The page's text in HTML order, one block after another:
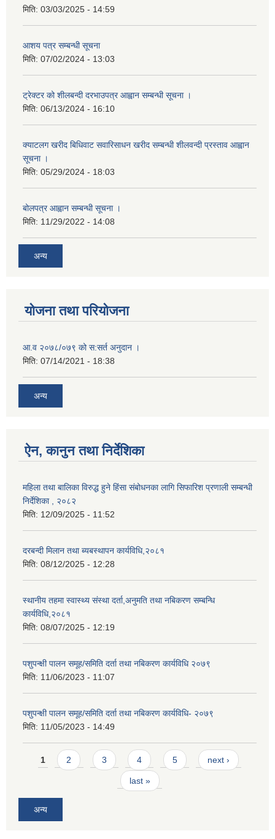
मिति: 03/03/2025 - 14:59
आशय पत्र सम्बन्धी सूचना
मिति: 07/02/2024 - 13:03
ट्रेक्टर को शीलबन्दी दरभाउपत्र आह्वान सम्बन्धी सूचना ।
मिति: 06/13/2024 - 16:10
क्याटलग खरीद बिधिवाट सवारिसाधन खरीद सम्बन्धी शीलवन्दी प्रस्ताव आह्वान
सूचना ।
मिति: 05/29/2024 - 18:03
बोलपत्र आह्वान सम्बन्धी सूचना ।
मिति: 11/29/2022 - 14:08
अन्य
योजना तथा परियोजना
आ.व २०७८/०७९ को स:सर्त अनुदान ।
मिति: 07/14/2021 - 18:38
अन्य
ऐन, कानुन तथा निर्देशिका
महिला तथा बालिका विरुद्ध हुने हिंसा संबोधनका लागि सिफारिश प्रणाली सम्बन्धी
निर्देशिका , २०८२
मिति: 12/09/2025 - 11:52
दरबन्दी मिलान तथा ब्यबस्थापन कार्यविधि,२०८१
मिति: 08/12/2025 - 12:28
स्थानीय तहमा स्वास्थ्य संस्था दर्ता,अनुमति तथा नबिकरण सम्बन्धि
कार्यविधि,२०८१
मिति: 08/07/2025 - 12:19
पशुपन्क्षी पालन समूह/समिति दर्ता तथा नबिकरण कार्यविधि २०७९
मिति: 11/06/2023 - 11:07
पशुपन्क्षी पालन समूह/समिति दर्ता तथा नबिकरण कार्यविधि- २०७९
मिति: 11/05/2023 - 14:49
Pages
1 2 3 4 5 next ›
last »
अन्य